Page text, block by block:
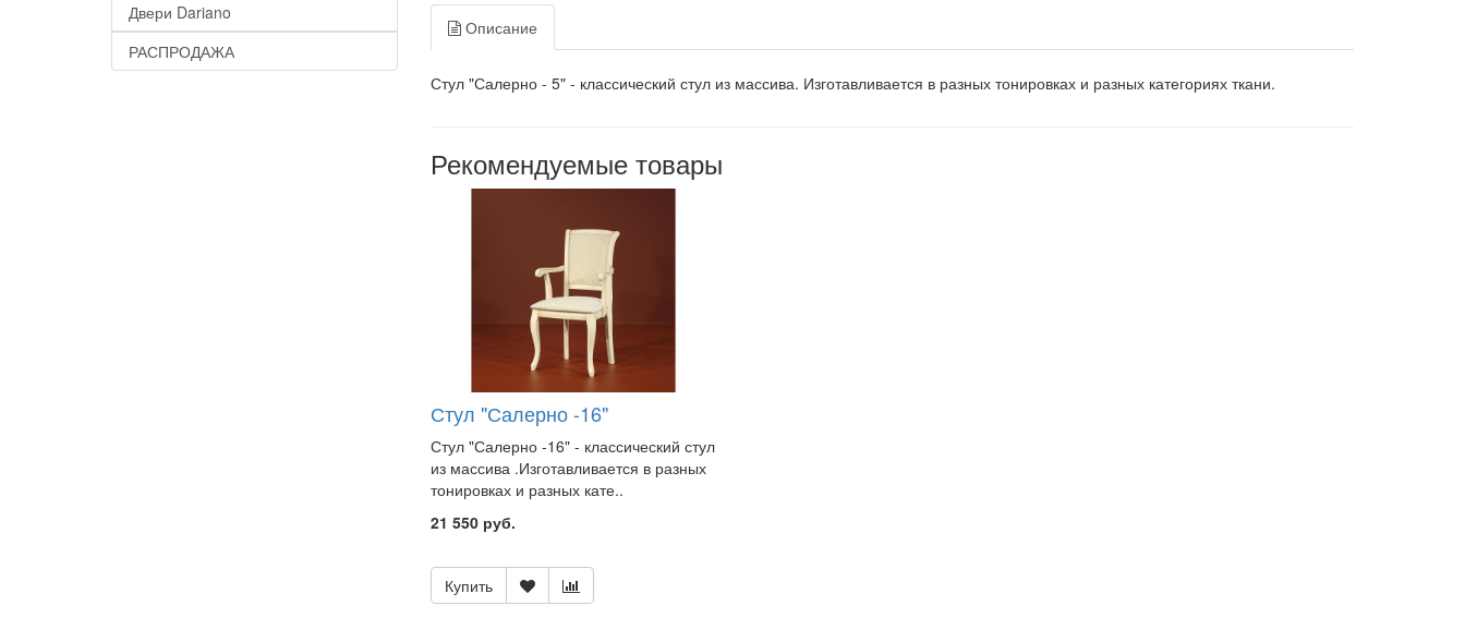
Двери Dariano
РАСПРОДАЖА
Описание
Стул "Салерно - 5" - классический стул из массива. Изготавливается в разных тонировках и разных категориях ткани.
Рекомендуемые товары
Стул "Салерно -16"
Стул "Салерно -16" - классический стул
из массива .Изготавливается в разных
тонировках и разных кате..
21 550 руб.
Купить